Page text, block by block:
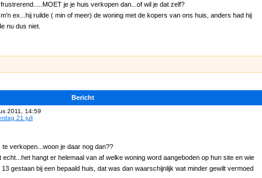
je je huis verkopen dan...of wil je dat zelf?
ex...hij ruilde ( min of meer) de woning met de kopers van ons huis, anders had hij
nu dus niet.
Bericht
2011, 14:59
21 juli
te verkopen...woon je daar nog dan??
hangt er helemaal van af welke woning word aangeboden op hun site en wie
gestaan bij een bepaald huis, dat was dan waarschijnlijk wat minder gewilt vermoed